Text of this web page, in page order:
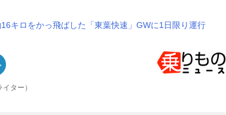
キロをかっ飛ばした「東葉快速」GWに1日限り運行
ター）